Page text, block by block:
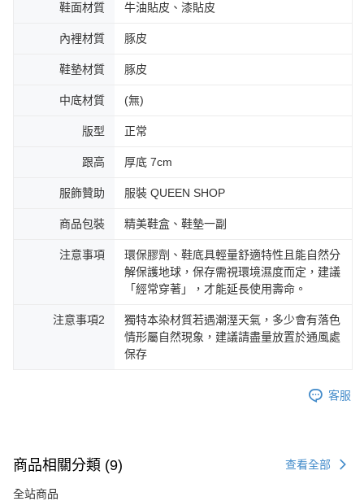
鞋面材質 牛油貼皮、漆貼皮
內裡材質 豚皮
鞋墊材質 豚皮
中底材質 (無)
版型 正常
跟高 厚底 7cm
服飾贊助 服裝 QUEEN SHOP
商品包裝 精美鞋盒、鞋墊一副
注意事項
環保膠劑、鞋底具輕量舒適特性且能自然分
解保護地球，保存需視環境濕度而定，建議
「經常穿著」，才能延長使用壽命。
注意事項2
獨特本染材質若遇潮溼天氣，多少會有落色
情形屬自然現象，建議請盡量放置於通風處
保存
客服
商品相關分類 (9) 查看全部
全站商品